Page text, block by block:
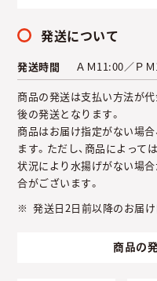
発送について
発送時間
ＡＭ11:00／Ｐ
商品の発送は支払い方法が
後の発送となります。
商品はお届け指定がない場
ます。ただし、商品によっ
状況により水揚げがない場
合がございます。
発送日2日前以降のお届
商品の